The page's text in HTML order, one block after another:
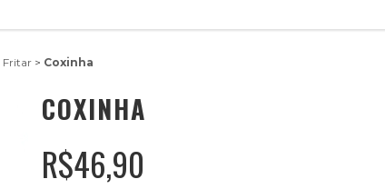
Fritar > Coxinha
COXINHA
R$46,90